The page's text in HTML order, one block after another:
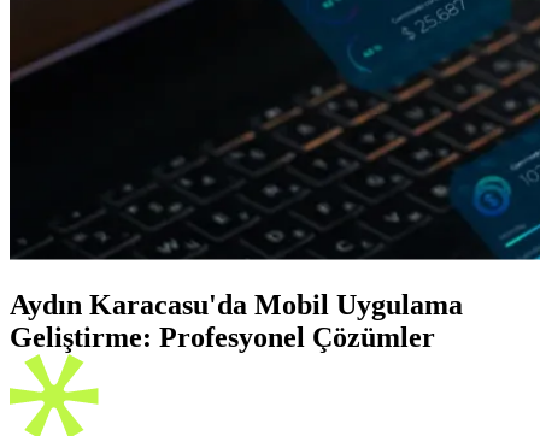
Aydın Karacasu'da Mobil Uygulama
Geliştirme: Profesyonel Çözümler